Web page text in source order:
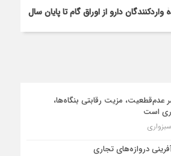
دارو از اوراق گام تا پایان سال
عدم‌قطعیت، مزیت رقابتی بنگاه‌ها،
است
دروازه‌های تجاری